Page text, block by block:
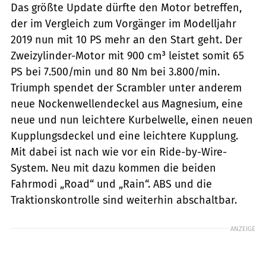
Das größte Update dürfte den Motor betreffen,
der im Vergleich zum Vorgänger im Modelljahr
2019 nun mit 10 PS mehr an den Start geht. Der
Zweizylinder-Motor mit 900 cm³ leistet somit 65
PS bei 7.500/min und 80 Nm bei 3.800/min.
Triumph spendet der Scrambler unter anderem
neue Nockenwellendeckel aus Magnesium, eine
neue und nun leichtere Kurbelwelle, einen neuen
Kupplungsdeckel und eine leichtere Kupplung.
Mit dabei ist nach wie vor ein Ride-by-Wire-
System. Neu mit dazu kommen die beiden
Fahrmodi „Road“ und „Rain“. ABS und die
Traktionskontrolle sind weiterhin abschaltbar.
ANZEIGE